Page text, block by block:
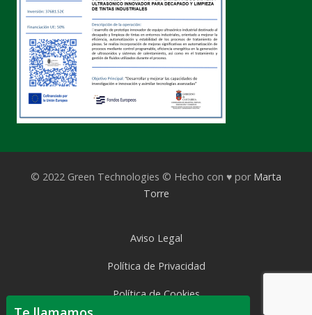
© 2022 Green Technologies © Hecho con ♥ por Marta
Torre
Aviso Legal
Política de Privacidad
Política de Cookies